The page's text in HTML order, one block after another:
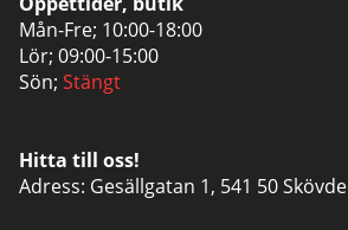
Mån-Fre; 10:00-18:00
Lör; 09:00-15:00
Sön; Stängt
Hitta till oss!
Adress: Gesällgatan 1, 541 50 Skövde